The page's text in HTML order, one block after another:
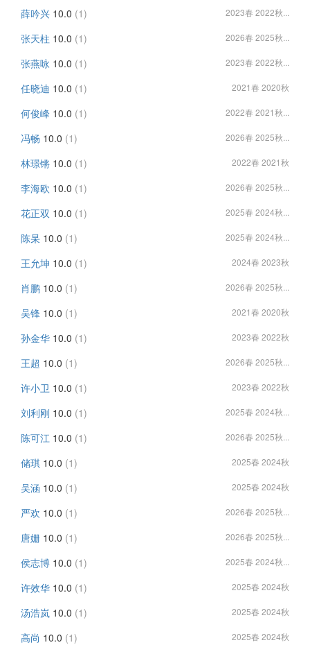
薛吟兴 10.0 (1) 2023春 2022秋...
张天柱 10.0 (1) 2026春 2025秋...
张燕咏 10.0 (1) 2023春 2022秋...
任晓迪 10.0 (1) 2021春 2020秋
何俊峰 10.0 (1) 2022春 2021秋...
冯畅 10.0 (1) 2026春 2025秋...
林璟锵 10.0 (1) 2022春 2021秋
李海欧 10.0 (1) 2026春 2025秋...
花正双 10.0 (1) 2025春 2024秋...
陈杲 10.0 (1) 2025春 2024秋...
王允坤 10.0 (1) 2024春 2023秋
肖鹏 10.0 (1) 2026春 2025秋...
吴锋 10.0 (1) 2021春 2020秋
孙金华 10.0 (1) 2023春 2022秋
王超 10.0 (1) 2026春 2025秋...
许小卫 10.0 (1) 2023春 2022秋
刘利刚 10.0 (1) 2025春 2024秋...
陈可江 10.0 (1) 2026春 2025秋...
储琪 10.0 (1) 2025春 2024秋
吴涵 10.0 (1) 2025春 2024秋
严欢 10.0 (1) 2026春 2025秋...
唐姗 10.0 (1) 2026春 2025秋...
侯志博 10.0 (1) 2025春 2024秋...
许效华 10.0 (1) 2025春 2024秋
汤浩岚 10.0 (1) 2025春 2024秋
高尚 10.0 (1) 2025春 2024秋